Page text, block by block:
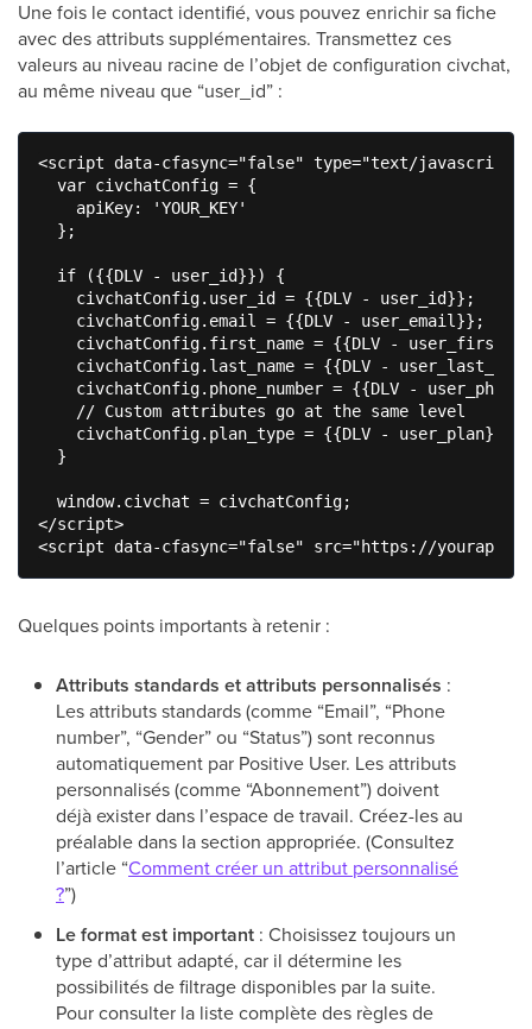
Une fois le contact identifié, vous pouvez enrichir sa fiche
avec des attributs supplémentaires. Transmettez ces
valeurs au niveau racine de l’objet de configuration civchat,
au même niveau que “user_id” :
<script data-cfasync="false" type="text/javascript">
  var civchatConfig = {
    apiKey: 'YOUR_KEY'
  };
  if ({{DLV - user_id}}) {
    civchatConfig.user_id = {{DLV - user_id}};
    civchatConfig.email = {{DLV - user_email}};
civchatConfig.first_name = {{DLV -
civchatConfig.last_name = {{DLV -
civchatConfig.phone_number = {{DLV -
    // Custom attributes go at the same level
    civchatConfig.plan_type = {{DLV - user_plan}};
  }
  window.civchat = civchatConfig;
</script>
Quelques points importants à retenir :
Attributs standards et attributs personnalisés :
Les attributs standards (comme “Email”, “Phone
number”, “Gender” ou “Status”) sont reconnus
automatiquement par Positive User. Les attributs
personnalisés (comme “Abonnement”) doivent
déjà exister dans l’espace de travail. Créez-les au
préalable dans la section appropriée. (Consultez
l’article “Comment créer un attribut personnalisé
?”)
Le format est important : Choisissez toujours un
type d’attribut adapté, car il détermine les
possibilités de filtrage disponibles par la suite.
Pour consulter la liste complète des règles de